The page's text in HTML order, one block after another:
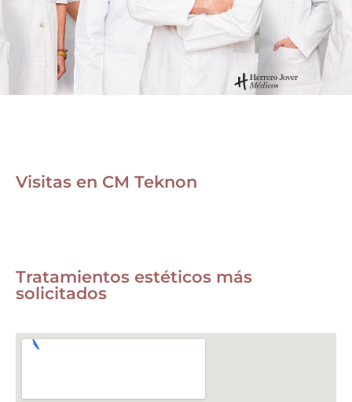
Visitas en CM Teknon
Tratamientos estéticos más
solicitados